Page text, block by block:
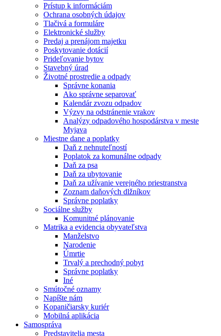
Prístup k informáciám
Ochrana osobných údajov
Tlačivá a formuláre
Elektronické služby
Predaj a prenájom majetku
Poskytovanie dotácií
Prideľovanie bytov
Stavebný úrad
Životné prostredie a odpady
Správne konania
Ako správne separovať
Kalendár zvozu odpadov
Výzvy na odstránenie vrakov
Analýzy odpadového hospodárstva v meste
Myjava
Miestne dane a poplatky
Daň z nehnuteľností
Poplatok za komunálne odpady
Daň za psa
Daň za ubytovanie
Daň za užívanie verejného priestranstva
Zoznam daňových dlžníkov
Správne poplatky
Sociálne služby
Komunitné plánovanie
Matrika a evidencia obyvateľstva
Manželstvo
Narodenie
Úmrtie
Trvalý a prechodný pobyt
Správne poplatky
Iné
Smútočné oznamy
Napíšte nám
Kopaničiarsky kuriér
Mobilná aplikácia
Samospráva
Predstavitelia mesta